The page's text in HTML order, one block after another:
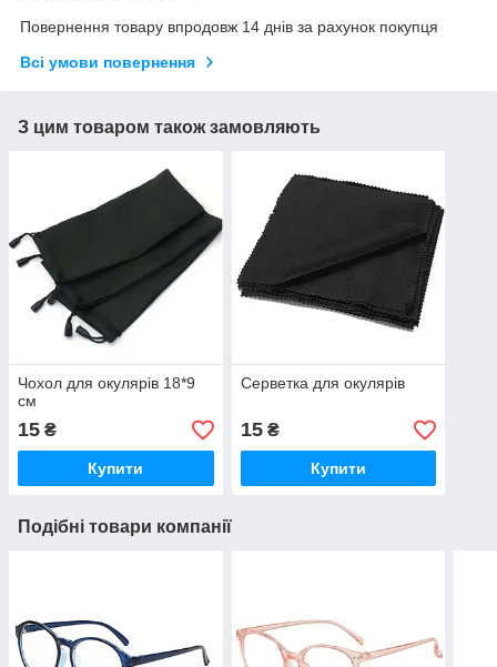
Повернення товару впродовж 14 днів за рахунок покупця
Всі умови повернення
З цим товаром також замовляють
Чохол для окулярів 18*9
см
15 ₴
Купити
Серветка для окулярів
15₴
Купити
Подібні товари компанії